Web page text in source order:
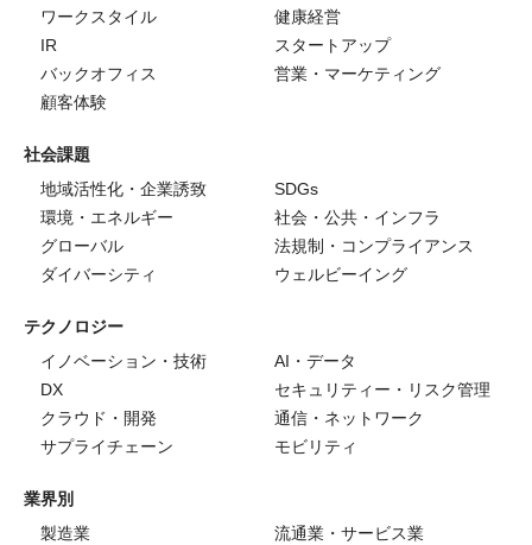
ワークスタイル
健康経営
IR
スタートアップ
バックオフィス
営業・マーケティング
顧客体験
社会課題
地域活性化・企業誘致
SDGs
環境・エネルギー
社会・公共・インフラ
グローバル
法規制・コンプライアンス
ダイバーシティ
ウェルビーイング
テクノロジー
イノベーション・技術
AI・データ
DX
セキュリティー・リスク管理
クラウド・開発
通信・ネットワーク
サプライチェーン
モビリティ
業界別
製造業
流通業・サービス業